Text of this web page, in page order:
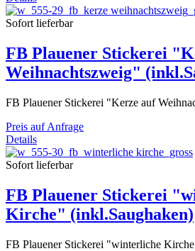
Sofort lieferbar
FB Plauener Stickerei
Weihnachtszweig"
FB Plauener Stickerei "Kerze auf
Preis auf Anfrage
Details
Sofort lieferbar
FB Plauener Stickerei
Kirche" (inkl.Saughaken)
FB Plauener Stickerei "winterliche